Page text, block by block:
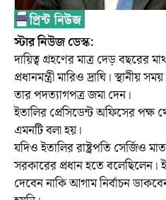
স্টার নিউজ ডেস্ক:
দায়িত্ব গ্রহণের মাত্র দেড় বছরের
প্রধানমন্ত্রী মারিও দ্রাঘি। স্থানীয়
তার পদত্যাগপত্র জমা দেন।
ইতালির প্রেসিডেন্ট অফিসের পক্ষ
এমনটি বলা হয়।
যদিও ইতালির রাষ্ট্রপতি সের্জিও
সরকারের প্রধান হতে বলেছিলেন।
দেবেন নাকি আগাম নির্বাচন